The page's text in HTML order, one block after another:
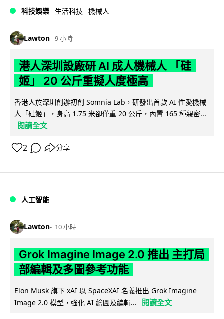
科技娛樂 生活科技 機械人
Lawton 9 小時
港人深圳設廠研 AI 成人機械人 「硅
姬」 20 公斤重擬人度極高
香港人於深圳創辦初創 Somnia Lab，研發出首款 AI 性愛機械
人「硅姬」，身高 1.75 米卻僅重 20 公斤，內置 165 種親密...
閱讀全文
2 分享
人工智能
Lawton 10 小時
Grok Imagine Image 2.0 推出 主打局
部編輯及多圖參考功能
Elon Musk 旗下 xAI 以 SpaceXAI 名義推出 Grok Imagine
Image 2.0 模型，強化 AI 繪圖及編輯...
閱讀全文